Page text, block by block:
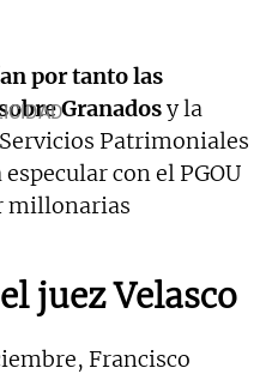
por tanto las
Granadosy la
Patrimoniales
especular con el PGOU
millonarias
juez Velasco
Francisco